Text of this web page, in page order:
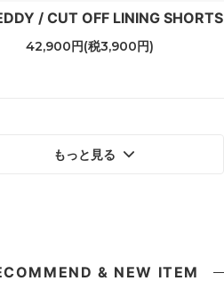
/ CUT OFF LINING SHORTS
42,900円(税3,900円)
もっと見る
& NEW ITEM